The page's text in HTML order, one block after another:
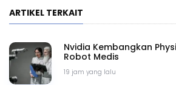
ARTIKEL TERKAIT
19 jam yang lalu
Nvidia Kembangkan
Robot Medis